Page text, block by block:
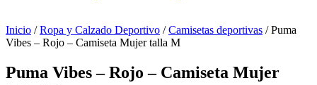
Inicio /Ropa y Calzado Deportivo /Camisetas deportivas / Puma
Vibes – Rojo – Camiseta Mujer talla M
Puma Vibes – Rojo – Camiseta Mujer